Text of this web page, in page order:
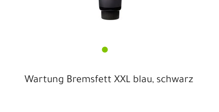
Wartung Bremsfett XXL blau, schwarz